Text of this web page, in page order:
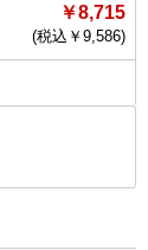
￥8,715
(税込￥ 9,586)